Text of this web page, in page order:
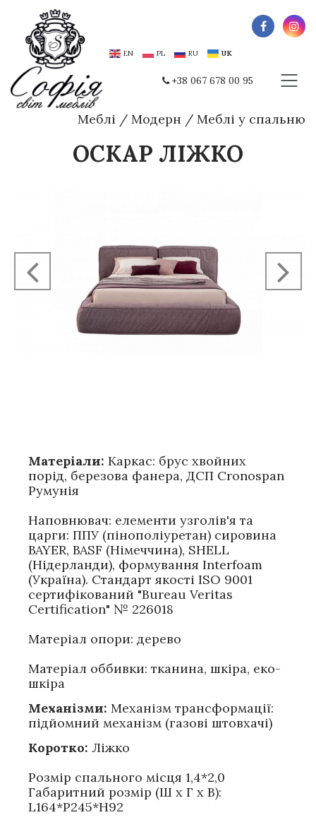
EN PL RU UK
+38 067 678 00 95
Меблі / Модерн / Меблі у спальню
ОСКАР ЛІЖКО
Матеріали: Каркас: брус хвойних
порід, березова фанера, ДСП Cronospan
Румунія
Наповнювач: елементи узголів'я та
царги: ППУ (пінополіуретан) сировина
BAYER, BASF (Німеччина), SHELL
(Нідерланди), формування Interfoam
(Україна). Стандарт якості ISO 9001
сертифікований "Bureau Veritas
Certification" № 226018
Матеріал опори: дерево
Матеріал оббивки: тканина, шкіра, еко-
шкіра
Механізми: Механізм трансформації:
підйомний механізм (газові штовхачі)
Коротко: Ліжко
Розмір спального місця 1,4*2,0
Габаритний розмір (Ш х Г х В):
L164*P245*H92